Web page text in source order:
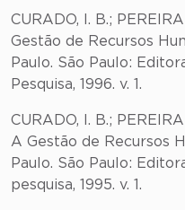
CURADO, I. B.;
Gestão de Recursos
Paulo. São Paulo:
Pesquisa, 1996. v. 1.
CURADO, I. B.;
A Gestão de Recursos
Paulo. São Paulo:
pesquisa, 1995. v. 1.